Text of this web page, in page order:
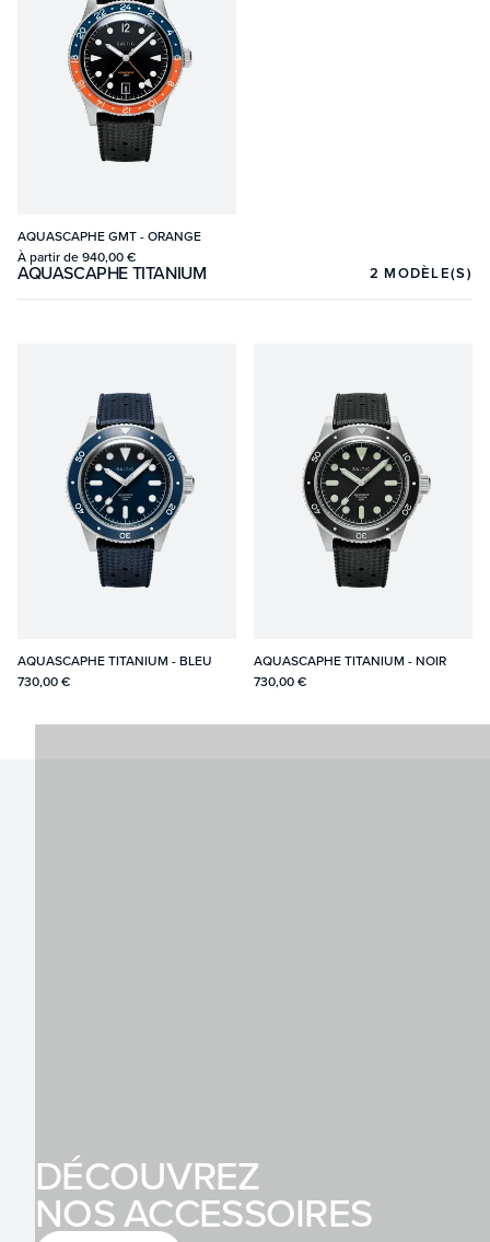
AQUASCAPHE GMT - ORANGE
À partir de940,00 €
AQUASCAPHE TITANIUM 2 MODÈLE(S)
AQUASCAPHE TITANIUM - BLEU
730,00 €
AQUASCAPHE TITANIUM - NOIR
730,00 €
DÉCOUVREZ
NOS ACCESSOIRES